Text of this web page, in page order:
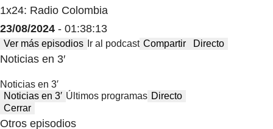
1x24: Radio Colombia
23/08/2024 - 01:38:13
Ver más episodios Ir al podcast Compartir Directo
Noticias en 3′
Noticias en 3′
Noticias en 3′ Últimos programas Directo
Cerrar
Otros episodios